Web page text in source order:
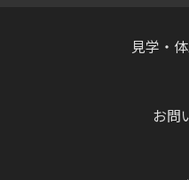
見学・
お問